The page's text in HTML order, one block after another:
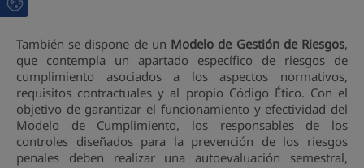
También se dispone de un Modelo de Gestión de Riesgos,
que contempla un apartado específico de riesgos de
cumplimiento asociados a los aspectos normativos,
requisitos contractuales y al propio Código Ético. Con el
objetivo de garantizar el funcionamiento y efectividad del
Modelo de Cumplimiento, los responsables de los
controles diseñados para la prevención de los riesgos
penales deben realizar una autoevaluación semestral,